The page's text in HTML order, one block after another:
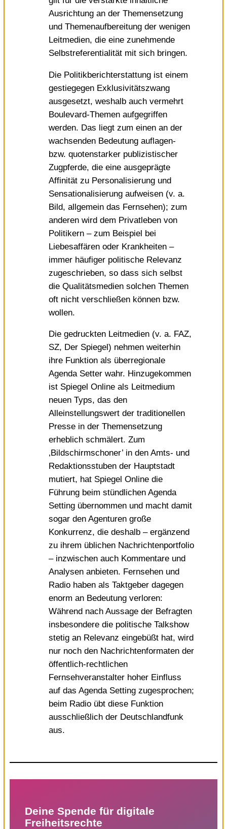
Ausrichtung an der Themensetzung
und Themenaufbereitung der wenigen
Leitmedien, die eine zunehmende
Selbstreferentialität mit sich bringen.
Die Politikberichterstattung ist einem
gestiegegen Exklusivitätszwang
ausgesetzt, weshalb auch vermehrt
Boulevard-Themen aufgegriffen
werden. Das liegt zum einen an der
wachsenden Bedeutung auflagen-
bzw. quotenstarker publizistischer
Zugpferde, die eine ausgeprägte
Affinität zu Personalisierung und
Sensationalisierung aufweisen (v. a.
Bild, allgemein das Fernsehen); zum
anderen wird dem Privatleben von
Politikern – zum Beispiel bei
Liebesaffären oder Krankheiten –
immer häufiger politische Relevanz
zugeschrieben, so dass sich selbst
die Qualitätsmedien solchen Themen
oft nicht verschließen können bzw.
wollen.
Die gedruckten Leitmedien (v. a. FAZ,
SZ, Der Spiegel) nehmen weiterhin
ihre Funktion als überregionale
Agenda Setter wahr. Hinzugekommen
ist Spiegel Online als Leitmedium
neuen Typs, das den
Alleinstellungswert der traditionellen
Presse in der Themensetzung
erheblich schmälert. Zum
‚Bildschirmschoner’ in den Amts- und
Redaktionsstuben der Hauptstadt
mutiert, hat Spiegel Online die
Führung beim stündlichen Agenda
Setting übernommen und macht damit
sogar den Agenturen große
Konkurrenz, die deshalb – ergänzend
zu ihrem üblichen Nachrichtenportfolio
– inzwischen auch Kommentare und
Analysen anbieten. Fernsehen und
Radio haben als Taktgeber dagegen
enorm an Bedeutung verloren:
Während nach Aussage der Befragten
insbesondere die politische Talkshow
stetig an Relevanz eingebüßt hat, wird
nur noch den Nachrichtenformaten der
öffentlich-rechtlichen
Fernsehveranstalter hoher Einfluss
auf das Agenda Setting zugesprochen;
beim Radio übt diese Funktion
ausschließlich der Deutschlandfunk
aus.
Deine Spende für digitale
Freiheitsrechte